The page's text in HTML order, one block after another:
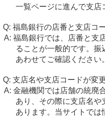
一覧ページに進んで支店
福島銀行の店番と支店コ
福島銀行では、店番と支
ることが一般的です。振
あわせてご確認ください。
支店名や支店コードが変
金融機関では店舗の統廃
あり、その際に支店名
あります。当サイトでは